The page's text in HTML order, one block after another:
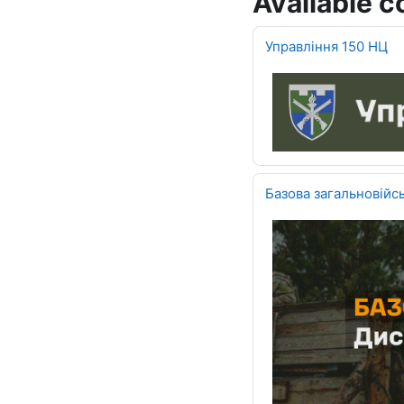
Управління 150 НЦ
Базова